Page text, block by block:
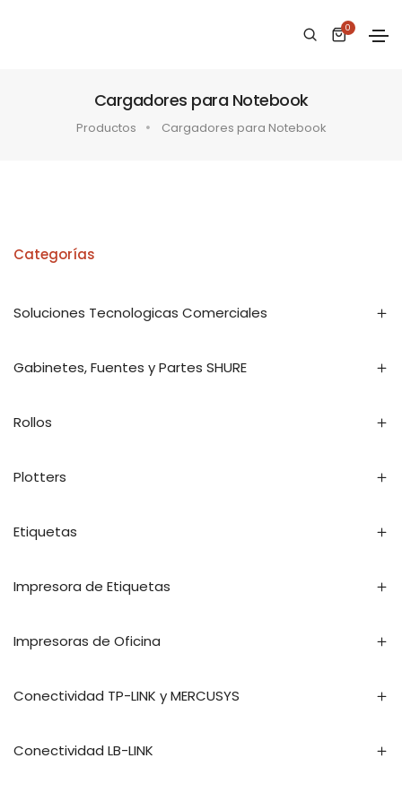
0
Cargadores para Notebook
Productos Cargadores para Notebook
Categorías
Soluciones Tecnologicas Comerciales
Gabinetes, Fuentes y Partes SHURE
Rollos
Plotters
Etiquetas
Impresora de Etiquetas
Impresoras de Oficina
Conectividad TP-LINK y MERCUSYS
Conectividad LB-LINK